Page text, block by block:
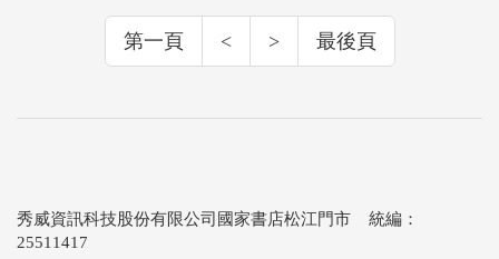
第一頁 < > 最後頁
秀威資訊科技股份有限公司國家書店松江門市 統編：
25511417